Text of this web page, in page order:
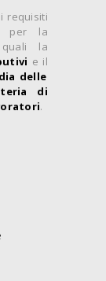
requisiti
per la
la
e il
delle
di
.